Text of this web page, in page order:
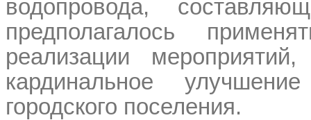
водопровода,
предполагалось
реализации
кардинальное
городского поселения.